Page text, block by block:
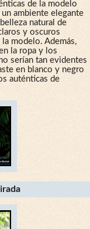
de la modelo
ambiente elegante
natural de
y oscuros
modelo. Además,
la ropa y los
serían tan evidentes
en blanco y negro
auténticas de